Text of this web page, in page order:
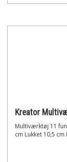
Kreator
Multiværktøj 11
cm Lukket 10,5